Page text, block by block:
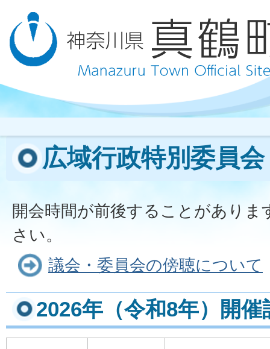
広域行政特別委員会
開会時間が前後することがありま
さい。
議会・委員会の傍聴について
2026年（令和8年）開